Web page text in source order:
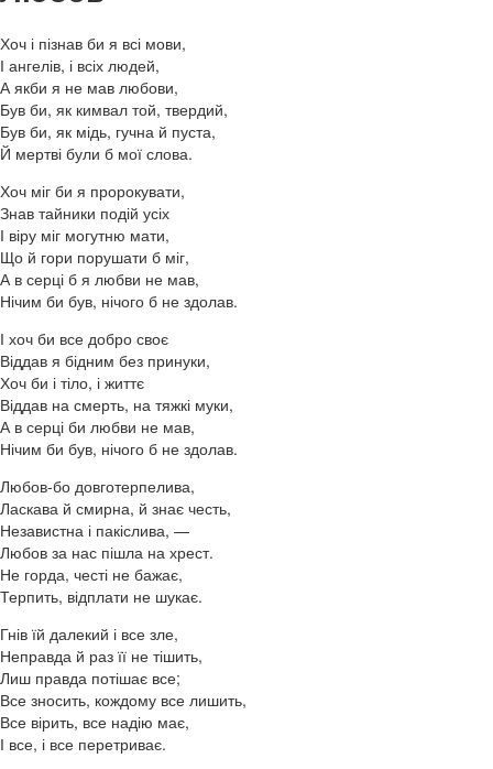
Хоч і пізнав би я всі мови,
І ангелів, і всіх людей,
А якби я не мав любови,
Був би, як кимвал той, твердий,
Був би, як мідь, гучна й пуста,
Й мертві були б мої слова.
Хоч міг би я пророкувати,
Знав тайники подій усіх
І віру міг могутню мати,
Що й гори порушати б міг,
А в серці б я любви не мав,
Нічим би був, нічого б не здолав.
І хоч би все добро своє
Віддав я бідним без принуки,
Хоч би і тіло, і життє
Віддав на смерть, на тяжкі муки,
А в серці би любви не мав,
Нічим би був, нічого б не здолав.
Любов-бо довготерпелива,
Ласкава й смирна, й знає честь,
Независтна і пакіслива, —
Любов за нас пішла на хрест.
Не горда, честі не бажає,
Терпить, відплати не шукає.
Гнів їй далекий і все зле,
Неправда й раз її не тішить,
Лиш правда потішає все;
Все зносить, кождому все лишить,
Все вірить, все надію має,
І все, і все перетриває.